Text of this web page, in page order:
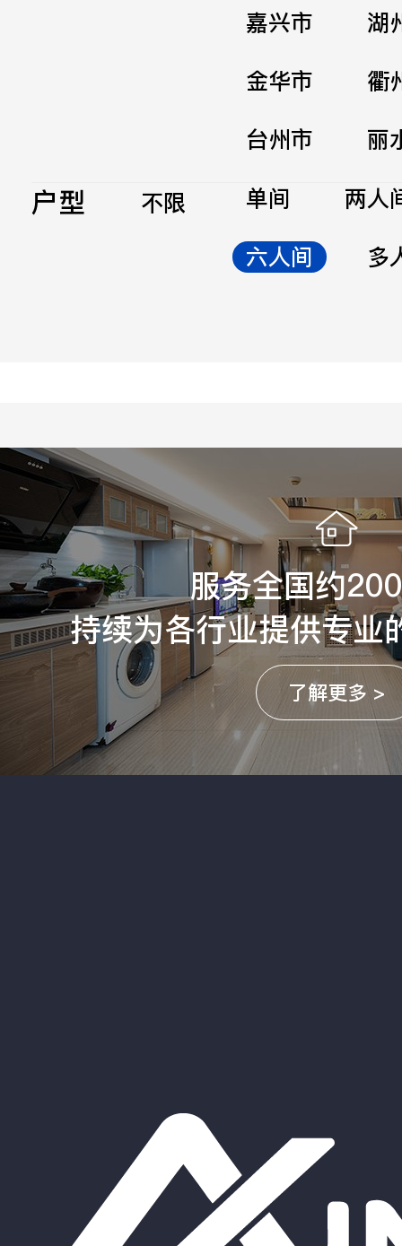
嘉兴市
湖
金华市
衢
台州市
丽
户型 不限 单间
两人
六人间
多
服务全国约
持续为各行业提供专业
了解更多 >